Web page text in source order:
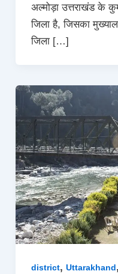
अल्मोड़ा उत्तराखंड के
जिला है, जिसका
जिला […]
district, Uttarakhand